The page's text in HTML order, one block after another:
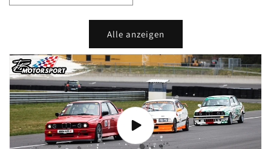
Alle anzeigen